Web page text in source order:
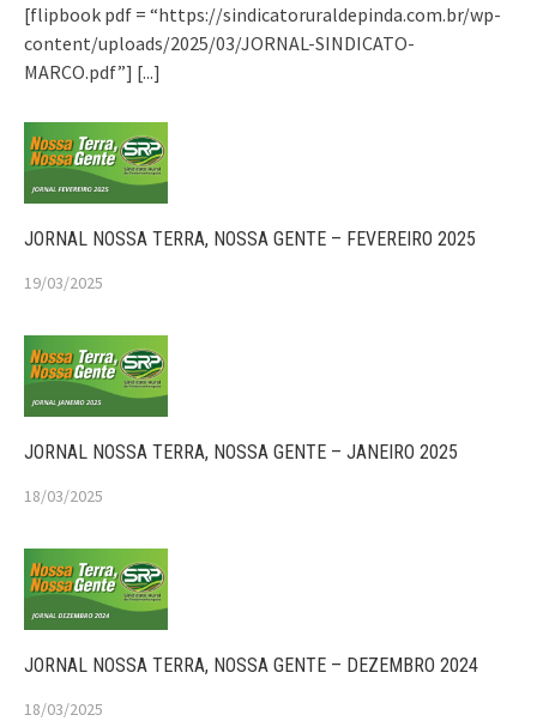
[flipbook pdf = “https://sindicatoruraldepinda.com.br/wp-
content/uploads/2025/03/JORNAL-SINDICATO-
MARCO.pdf”] [...]
JORNAL NOSSA TERRA, NOSSA GENTE – FEVEREIRO 2025
19/03/2025
JORNAL NOSSA TERRA, NOSSA GENTE – JANEIRO 2025
18/03/2025
JORNAL NOSSA TERRA, NOSSA GENTE – DEZEMBRO 2024
18/03/2025